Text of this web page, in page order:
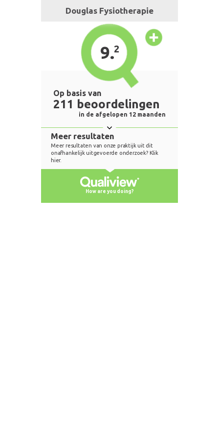
Douglas Fysiotherapie
9.2
Op basis van
211 beoordelingen
in de afgelopen 12 maanden
Meer resultaten
Meer resultaten van onze praktijk uit dit
onafhankelijk uitgevoerde onderzoek? Klik
hier.
How are you doing?